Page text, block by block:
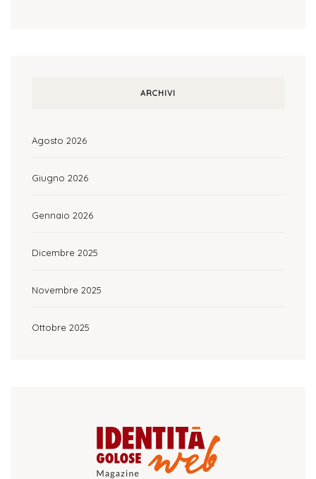
ARCHIVI
Agosto 2026
Giugno 2026
Gennaio 2026
Dicembre 2025
Novembre 2025
Ottobre 2025